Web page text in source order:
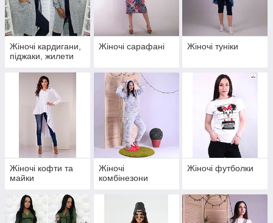
Жіночі кардигани,
піджаки, жилети
Жіночі сарафані Жіночі туніки
Жіночі кофти та
майки
Жіночі
комбінезони
Жіночі футболки